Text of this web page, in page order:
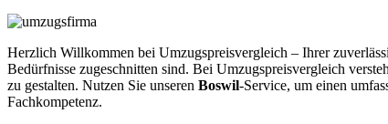
Herzlich Willkommen bei Umzugspreisvergleich – Ihrer
Bedürfnisse zugeschnitten sind. Bei Umzugspreisvergleich
zu gestalten. Nutzen Sie unseren Boswil-Service, um einen
Fachkompetenz.